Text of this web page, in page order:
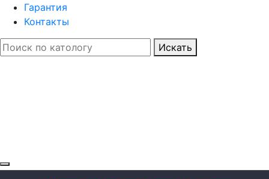
Гарантия
Контакты
Искать